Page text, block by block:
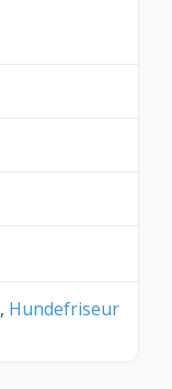
, Hundefriseur